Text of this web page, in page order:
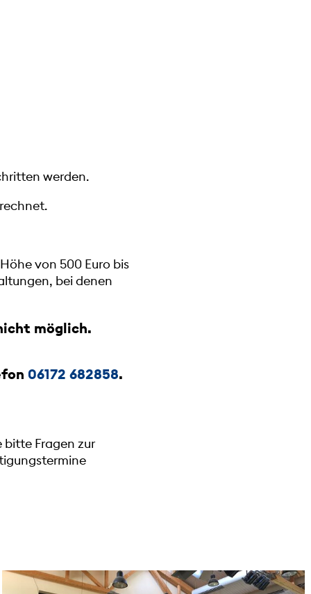
werden.
von 500 Euro bis
bei denen
möglich.
06172 682858.
bitte Fragen zur